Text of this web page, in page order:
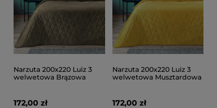
Narzuta 200x220 Luiz 3
welwetowa Brązowa
172,00 zł
Narzuta 200x220 Luiz 3
welwetowa Musztardowa
172,00 zł